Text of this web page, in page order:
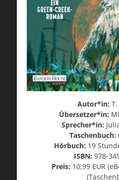
Autor*in:
Übersetzer*in:
Sprecher*in:
Taschenbuch:
Hörbuch: 19
ISBN: 978-
Preis: 10,99 EUR